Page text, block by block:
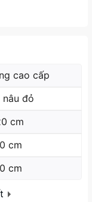
cao cấp
nâu đỏ
cm
cm
cm